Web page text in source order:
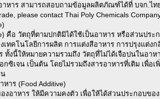
าหาร สามารถสอบถามข้อมูลผลิตภัณฑ์ได้ที่ บจก.ไท
please contact Thai Poly Chemicals
คือ วัตถุที่ตามปกติมิได้ใช้เป็นอาหาร หรือส่วนป
เทคโนโลยีการผลิต การแต่งสีอาหาร การปรุงแต่
งนี้ให้หมายความรวมถึง วัตถุที่ไม่ได้เจือปนในอา
ซิเจน เป็นต้น โดยไม่รวมถึงสารอาหารที่เติม เพื่
าร (Food Additive)
อาหาร ให้มีความคงตัว เพื่อให้ได้ส่วนประกอบข